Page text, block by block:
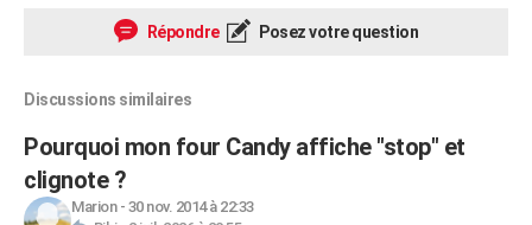
Répondre Posez votre question
Discussions similaires
Pourquoi mon four Candy affiche "stop" et
clignote ?
Marion- 30 nov. 2014 à 22:33